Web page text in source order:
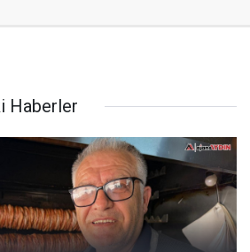
Haberler